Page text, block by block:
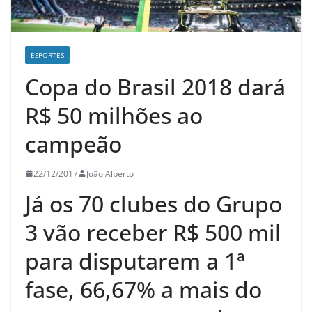
ESPORTES
Copa do Brasil 2018 dará
R$ 50 milhões ao
campeão
22/12/2017 João Alberto
Já os 70 clubes do Grupo
3 vão receber R$ 500 mil
para disputarem a 1ª
fase, 66,67% a mais do